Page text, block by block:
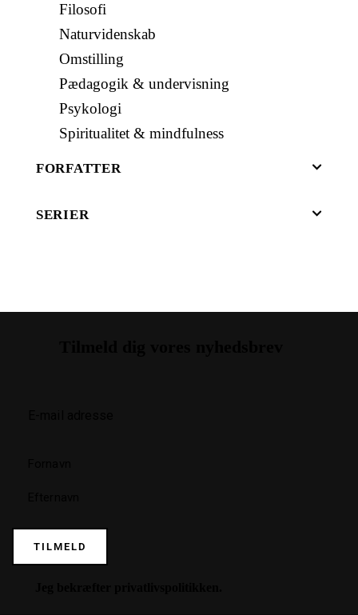
Filosofi
Naturvidenskab
Omstilling
Pædagogik & undervisning
Psykologi
Spiritualitet & mindfulness
FORFATTER
SERIER
TILMELD